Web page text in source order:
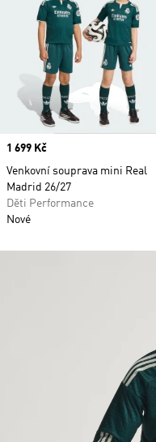
Price
1 699 Kč
Venkovní souprava mini Real
Madrid 26/27
Děti Performance
Nové